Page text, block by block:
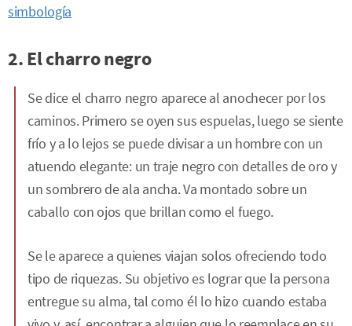
simbología
2. El charro negro
Se dice el charro negro aparece al anochecer por los
caminos. Primero se oyen sus espuelas, luego se siente
frío y a lo lejos se puede divisar a un hombre con un
atuendo elegante: un traje negro con detalles de oro y
un sombrero de ala ancha. Va montado sobre un
caballo con ojos que brillan como el fuego.
Se le aparece a quienes viajan solos ofreciendo todo
tipo de riquezas. Su objetivo es lograr que la persona
entregue su alma, tal como él lo hizo cuando estaba